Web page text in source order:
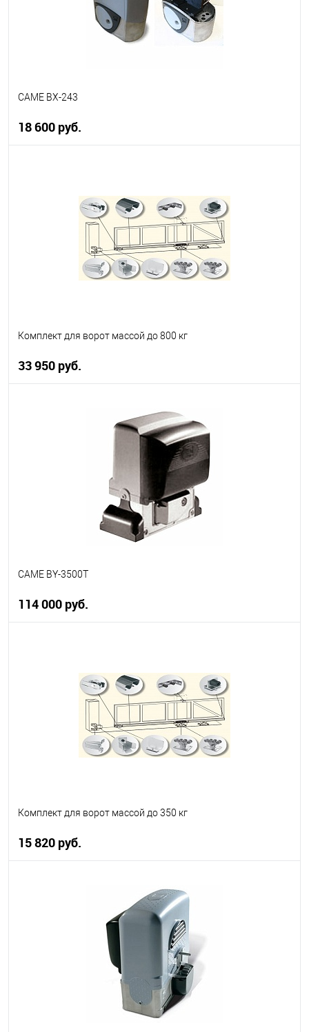
CAME BX-243
18 600 руб.
В избранное В наличии
Комплект для ворот массой до 800 кг
33 950 руб.
В наличии
CAME BY-3500T
114 000 руб.
В избранное В наличии
Комплект для ворот массой до 350 кг
15 820 руб.
В наличии